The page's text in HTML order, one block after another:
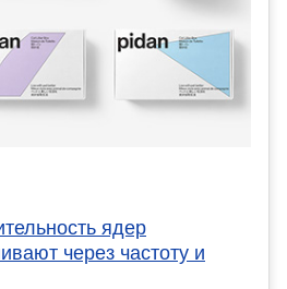
ядер
через частоту и